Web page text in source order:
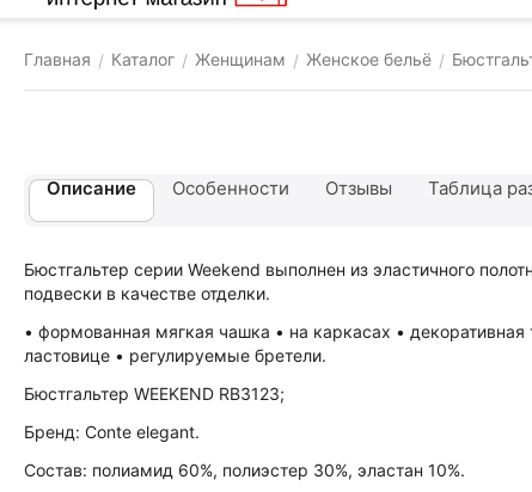
Главная / Каталог / Женщинам / Женское бельё /
Описание Особенности Отзывы Таблица
Бюстгальтер серии Weekend выполнен из эластичного
подвески в качестве отделки.
• формованная мягкая чашка • на каркасах •
ластовице • регулируемые бретели.
Бюстгальтер WEEKEND RB3123;
Бренд: Conte elegant.
Состав: полиамид 60%, полиэстер 30%, эластан 10%.